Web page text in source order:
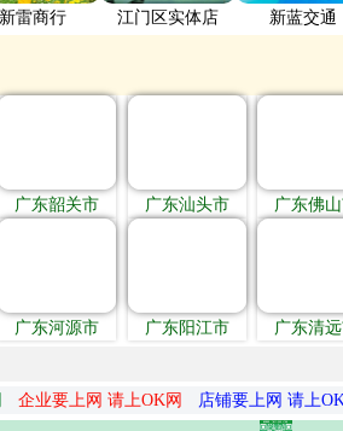
新雷商行 江门区实体店 新蓝交通
广东韶关市 广东汕头市 广东佛
广东河源市 广东阳江市 广东清
企业要上网 请上OK网 店铺要上网 请上